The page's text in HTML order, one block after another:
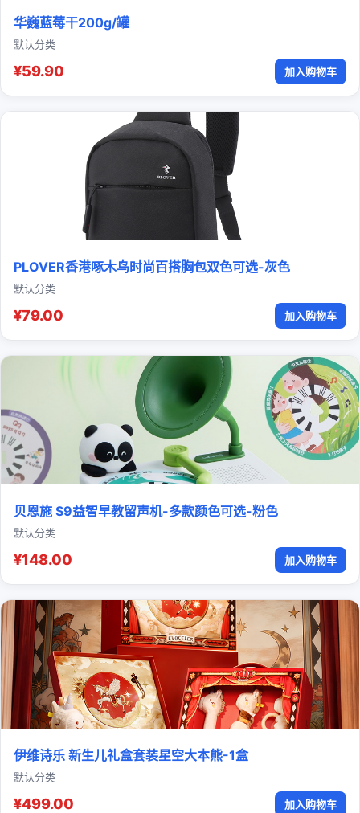
华巍蓝莓干200g/罐
默认分类
¥59.90 加入购物车
PLOVER香港啄木鸟时尚百搭胸包双色可选-灰色
默认分类
¥79.00 加入购物车
贝恩施 S9益智早教留声机-多款颜色可选-粉色
默认分类
¥148.00 加入购物车
伊维诗乐 新生儿礼盒套装星空大本熊-1盒
默认分类
¥499.00 加入购物车